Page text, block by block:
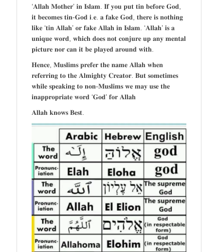
‘𝐀𝐥𝐥𝐚𝐡 𝐌𝐨𝐭𝐡𝐞𝐫’ 𝐢𝐧 𝐈𝐬𝐥𝐚𝐦. 𝐈𝐟 𝐲𝐨𝐮 𝐩𝐮𝐭 𝐭𝐢𝐧 𝐛𝐞𝐟𝐨𝐫𝐞 𝐆𝐨𝐝,
𝐢𝐭 𝐛𝐞𝐜𝐨𝐦𝐞𝐬 𝐭𝐢𝐧-𝐆𝐨𝐝 𝐢.𝐞. 𝐚 𝐟𝐚𝐤𝐞 𝐆𝐨𝐝, 𝐭𝐡𝐞𝐫𝐞 𝐢𝐬 𝐧𝐨𝐭𝐡𝐢𝐧𝐠
𝐥𝐢𝐤𝐞 ‘𝐭𝐢𝐧 𝐀𝐥𝐥𝐚𝐡’ 𝐨𝐫 𝐟𝐚𝐤𝐞 𝐀𝐥𝐥𝐚𝐡 𝐢𝐧 𝐈𝐬𝐥𝐚𝐦. ‘𝐀𝐥𝐥𝐚𝐡’ 𝐢𝐬 𝐚
𝐮𝐧𝐢𝐪𝐮𝐞 𝐰𝐨𝐫𝐝, 𝐰𝐡𝐢𝐜𝐡 𝐝𝐨𝐞𝐬 𝐧𝐨𝐭 𝐜𝐨𝐧𝐣𝐮𝐫𝐞 𝐮𝐩 𝐚𝐧𝐲 𝐦𝐞𝐧𝐭𝐚𝐥
𝐩𝐢𝐜𝐭𝐮𝐫𝐞 𝐧𝐨𝐫 𝐜𝐚𝐧 𝐢𝐭 𝐛𝐞 𝐩𝐥𝐚𝐲𝐞𝐝 𝐚𝐫𝐨𝐮𝐧𝐝 𝐰𝐢𝐭𝐡.
𝐇𝐞𝐧𝐜𝐞, 𝐌𝐮𝐬𝐥𝐢𝐦𝐬 𝐩𝐫𝐞𝐟𝐞𝐫 𝐭𝐡𝐞 𝐧𝐚𝐦𝐞 𝐀𝐥𝐥𝐚𝐡 𝐰𝐡𝐞𝐧
𝐫𝐞𝐟𝐞𝐫𝐫𝐢𝐧𝐠 𝐭𝐨 𝐭𝐡𝐞 𝐀𝐥𝐦𝐢𝐠𝐡𝐭𝐲 𝐂𝐫𝐞𝐚𝐭𝐨𝐫. 𝐁𝐮𝐭 𝐬𝐨𝐦𝐞𝐭𝐢𝐦𝐞𝐬
𝐰𝐡𝐢𝐥𝐞 𝐬𝐩𝐞𝐚𝐤𝐢𝐧𝐠 𝐭𝐨 𝐧𝐨𝐧-𝐌𝐮𝐬𝐥𝐢𝐦𝐬 𝐰𝐞 𝐦𝐚𝐲 𝐮𝐬𝐞 𝐭𝐡𝐞
𝐢𝐧𝐚𝐩𝐩𝐫𝐨𝐩𝐫𝐢𝐚𝐭𝐞 𝐰𝐨𝐫𝐝 ‘𝐆𝐨𝐝’ 𝐟𝐨𝐫 𝐀𝐥𝐥𝐚𝐡
𝐀𝐥𝐥𝐚𝐡 𝐤𝐧𝐨𝐰𝐬 𝐁𝐞𝐬𝐭.